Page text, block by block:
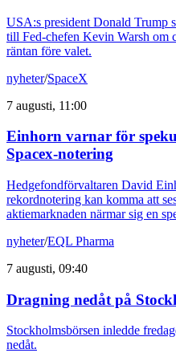
USA:s president Donald Trump
till Fed-chefen Kevin Warsh om
räntan före valet.
nyheter/SpaceX
7 augusti, 11:00
Einhorn varnar för
Spacex-notering
Hedgefondförvaltaren David
rekordnotering kan komma att
aktiemarknaden närmar sig en
nyheter/EQL Pharma
7 augusti, 09:40
Dragning nedåt på
Stockholmsbörsen inledde
nedåt.